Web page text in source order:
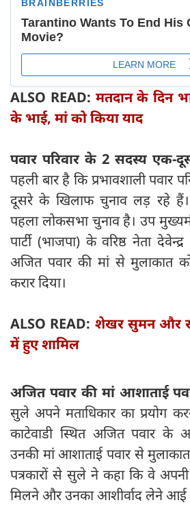
ALSO READ: मतदान के दिन
के भाई, मां को किया याद
पवार परिवार के 2 सदस्य एक-
पहली बार है कि प्रभावशाली पवार
दूसरे के खिलाफ चुनाव लड़ रहे हैं।
पहला लोकसभा चुनाव है। उप
पार्टी (भाजपा) के वरिष्ठ नेता
अजित पवार की मां से मुलाकात
करार दिया।
ALSO READ: शेखर सुमन और
में हुए शामिल
अजित पवार की मां आशाताई
सुले अपने मताधिकार का प्रयोग
काटेवाडी स्थित अजित पवार
उनकी मां आशाताई पवार से
पत्रकारों से सुले ने कहा कि वे
मिलने और उनका आशीर्वाद लेने आई